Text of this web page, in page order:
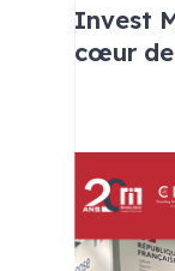
Invest
cœur de